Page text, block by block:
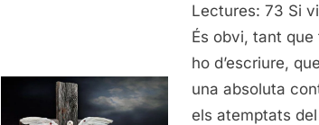
Lectures: 73 Si
És obvi, tant
ho d’escriure,
una absoluta
els atemptats